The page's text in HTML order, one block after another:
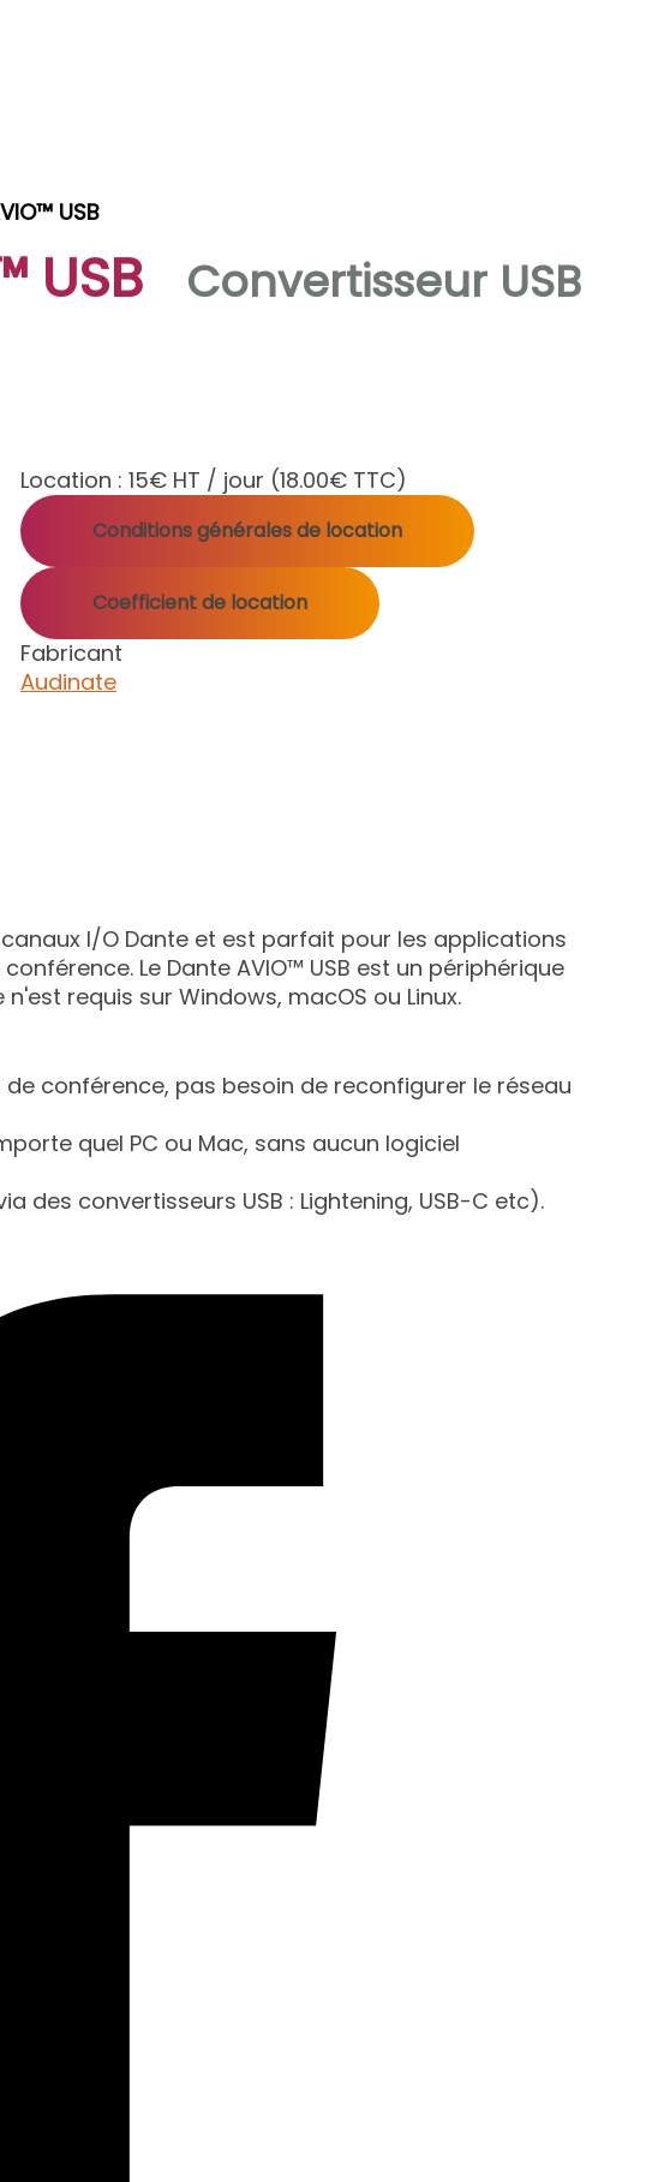
USB
USB
Convertisseur USB
Location : 15€ HT / jour (18.00€ TTC)
Conditions générales de location
Coefficient de location
Fabricant
Audinate
I/O Dante et est parfait pour les applications
Le Dante AVIO™ USB est un périphérique
requis sur Windows, macOS ou Linux.
conférence, pas besoin de reconfigurer le réseau
quel PC ou Mac, sans aucun logiciel
des convertisseurs USB : Lightening, USB-C etc).